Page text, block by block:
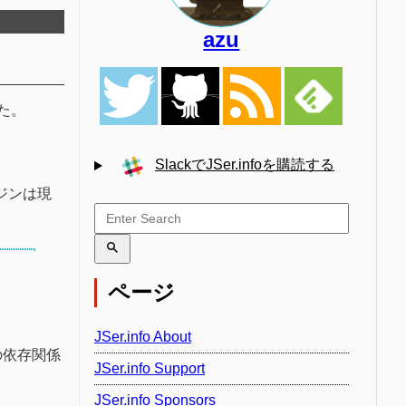
。
ンは現
存関係
azu
SlackでJSer.infoを購読する
ページ
JSer.info About
JSer.info Support
JSer.info Sponsors